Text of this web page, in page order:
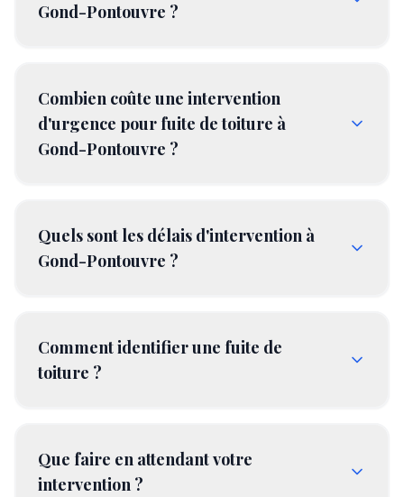
Gond-Pontouvre ?
Combien coûte une intervention
d'urgence pour fuite de toiture à
Gond-Pontouvre ?
Quels sont les délais d'intervention à
Gond-Pontouvre ?
Comment identifier une fuite de
toiture ?
Que faire en attendant votre
intervention ?